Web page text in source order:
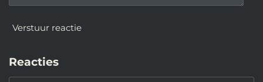
Verstuur reactie
Reacties